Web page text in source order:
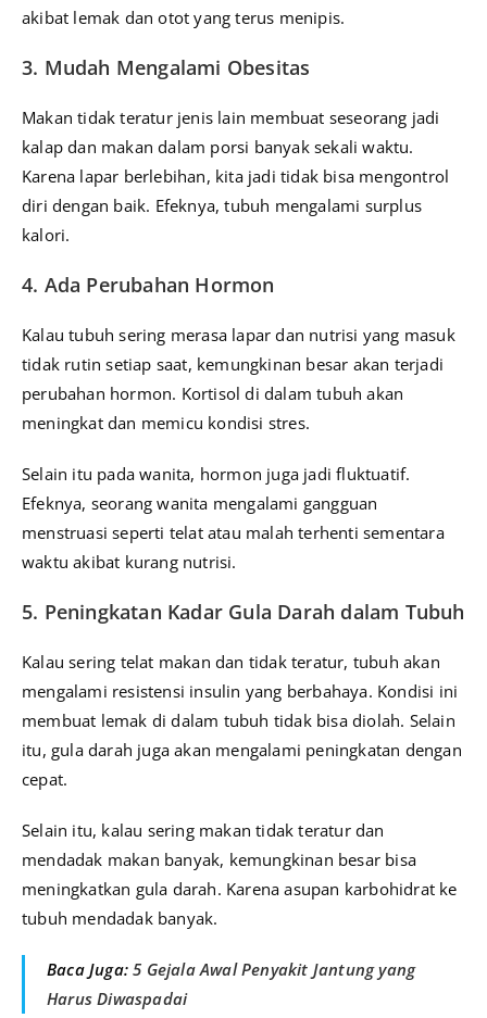
akibat lemak dan otot yang terus menipis.
3. Mudah Mengalami Obesitas
Makan tidak teratur jenis lain membuat seseorang jadi
kalap dan makan dalam porsi banyak sekali waktu.
Karena lapar berlebihan, kita jadi tidak bisa mengontrol
diri dengan baik. Efeknya, tubuh mengalami surplus
kalori.
4. Ada Perubahan Hormon
Kalau tubuh sering merasa lapar dan nutrisi yang masuk
tidak rutin setiap saat, kemungkinan besar akan terjadi
perubahan hormon. Kortisol di dalam tubuh akan
meningkat dan memicu kondisi stres.
Selain itu pada wanita, hormon juga jadi fluktuatif.
Efeknya, seorang wanita mengalami gangguan
menstruasi seperti telat atau malah terhenti sementara
waktu akibat kurang nutrisi.
5. Peningkatan Kadar Gula Darah dalam Tubuh
Kalau sering telat makan dan tidak teratur, tubuh akan
mengalami resistensi insulin yang berbahaya. Kondisi ini
membuat lemak di dalam tubuh tidak bisa diolah. Selain
itu, gula darah juga akan mengalami peningkatan dengan
cepat.
Selain itu, kalau sering makan tidak teratur dan
mendadak makan banyak, kemungkinan besar bisa
meningkatkan gula darah. Karena asupan karbohidrat ke
tubuh mendadak banyak.
Baca Juga:5 Gejala Awal Penyakit Jantung yang
Harus Diwaspadai